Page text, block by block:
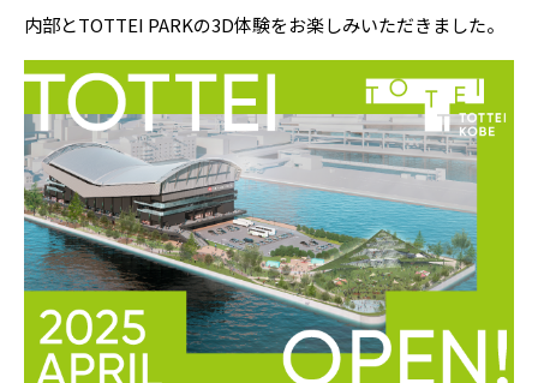
内部とTOTTEI PARKの3D体験をお楽しみいただきました。